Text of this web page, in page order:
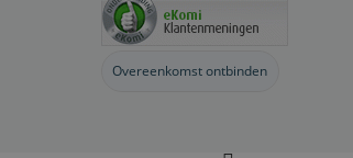
Overeenkomst ontbinden